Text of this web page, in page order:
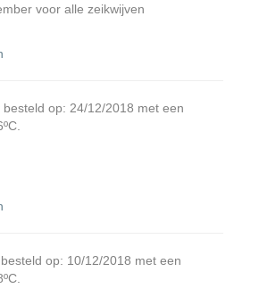
voor alle zeikwijven
op: 24/12/2018 met een
op: 10/12/2018 met een